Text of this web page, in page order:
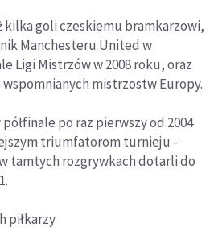
kilka goli czeskiemu bramkarzowi,
Manchesteru United w
Ligi Mistrzów w 2008 roku, oraz
mistrzostw Europy.
po raz pierwszy od 2004
triumfatorom turnieju -
tamtych rozgrywkach dotarli do
piłkarzy